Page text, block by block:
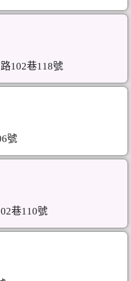
102巷118號
號
巷110號